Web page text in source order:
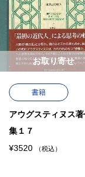
書籍
アウグスティヌス
集１７
¥3520 （税込）
お取り寄せ